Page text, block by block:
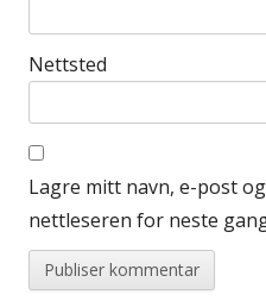
Nettsted
Lagre mitt navn, e-post
nettleseren for neste